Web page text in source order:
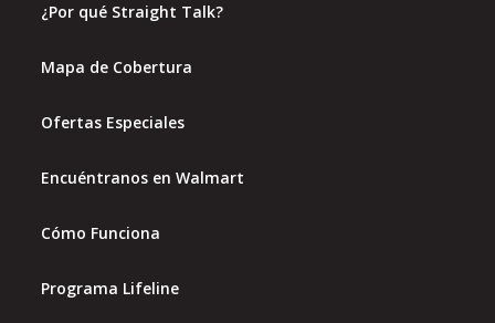
¿Por qué Straight Talk?
Mapa de Cobertura
Ofertas Especiales
Encuéntranos en Walmart
Cómo Funciona
Programa Lifeline